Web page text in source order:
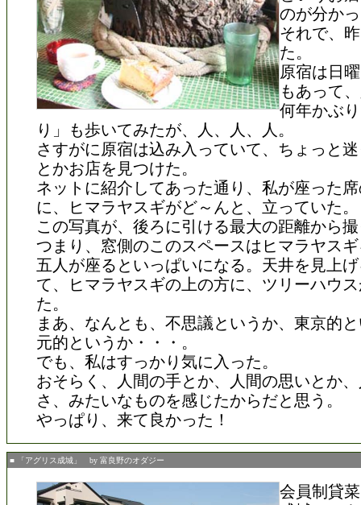
のが分か
それで、
た。
原宿は日
もあって
何年かぶ
り」も歩いてみたが、人、人、人。
さすがに原宿は込み入っていて、ちょっと
とかお店を見つけた。
ネットに紹介してあった通り、私が座った
に、ヒマラヤスギがど～んと、立っていた。
この写真が、後ろに引ける最大の距離から
つまり、窓側のこのスペースはヒマラヤス
五人が座るといっぱいになる。天井を見上
て、ヒマラヤスギの上の方に、ツリーハウ
た。
まあ、なんとも、不思議というか、東京的
元的というか・・・。
でも、私はすっかり気に入った。
おそらく、人間の手とか、人間の思いとか
さ、みたいなものを感じたからだと思う。
やっぱり、来て良かった！
■ 「アグリス成城」 by 富良野のオダジー
会員制貸